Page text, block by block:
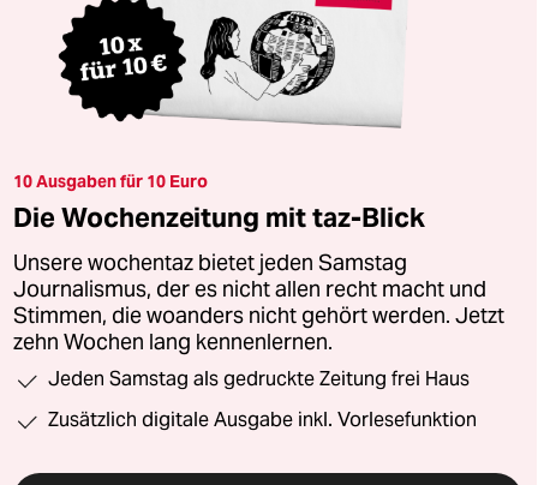
10 Ausgaben für 10 Euro
Die Wochenzeitung mit taz-Blick
Unsere wochentaz bietet jeden Samstag
Journalismus, der es nicht allen recht macht und
Stimmen, die woanders nicht gehört werden. Jetzt
zehn Wochen lang kennenlernen.
Jeden Samstag als gedruckte Zeitung frei Haus
Zusätzlich digitale Ausgabe inkl. Vorlesefunktion